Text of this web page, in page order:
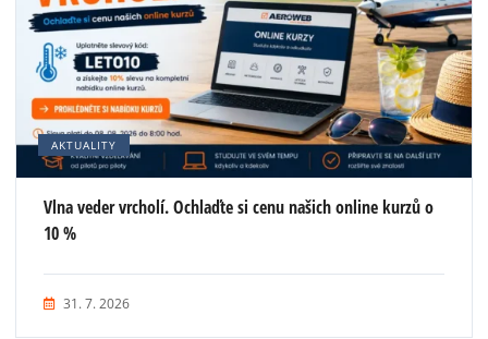
AKTUALITY
Vlna veder vrcholí. Ochlaďte si cenu našich online kurzů o
10 %
31. 7. 2026